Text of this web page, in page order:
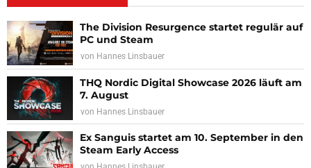
The Division Resurgence startet regulär auf
PC und Steam
von Hannes Linsbauer
THQ Nordic Digital Showcase 2026 läuft am
7. August
von Hannes Linsbauer
Ex Sanguis startet am 10. September in den
Steam Early Access